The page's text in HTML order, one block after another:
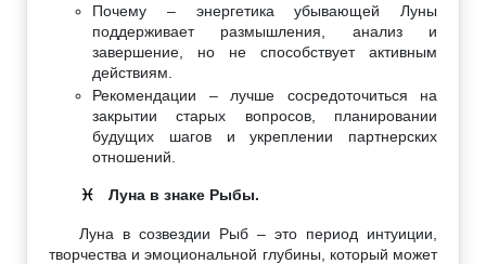
Почему – энергетика убывающей Луны
поддерживает размышления, анализ и
завершение, но не способствует активным
действиям.
Рекомендации – лучше сосредоточиться на
закрытии старых вопросов, планировании
будущих шагов и укреплении партнерских
отношений.
♓ Луна в знаке Рыбы.
Луна в созвездии Рыб – это период интуиции,
творчества и эмоциональной глубины, который может